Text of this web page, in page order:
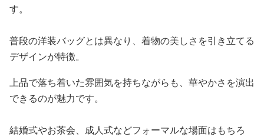
す。
普段の洋装バッグとは異なり、着物の美しさを引き立てる
デザインが特徴。
上品で落ち着いた雰囲気を持ちながらも、華やかさを演出
できるのが魅力です。
結婚式やお茶会、成人式などフォーマルな場面はもちろ